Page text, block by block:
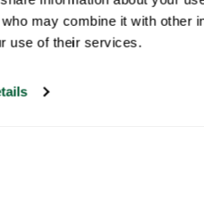
may combine it with other
use of their services.